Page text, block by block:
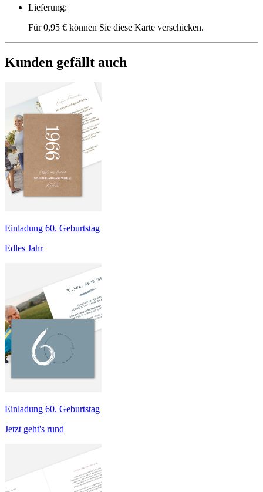
Lieferung:
Für 0,95 € können Sie diese Karte verschicken.
Kunden gefällt auch
Einladung 60. Geburtstag
Edles Jahr
Einladung 60. Geburtstag
Jetzt geht's rund